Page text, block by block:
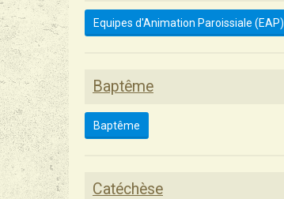
Equipes d'Animation Paroissiale (EAP)
Baptême
Baptême
Catéchèse